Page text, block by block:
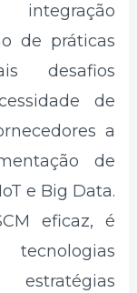
de práticas
desafios
de
a
de
e Big Data.
eficaz, é